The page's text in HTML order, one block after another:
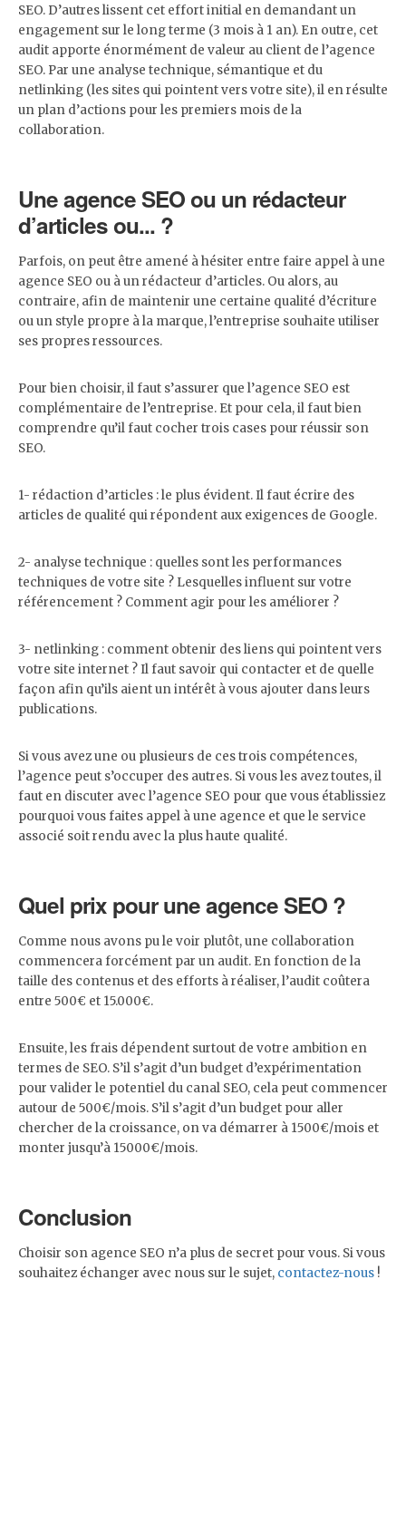
SEO. D’autres lissent cet effort initial en demandant un
engagement sur le long terme (3 mois à 1 an). En outre, cet
audit apporte énormément de valeur au client de l’agence
SEO. Par une analyse technique, sémantique et du
netlinking (les sites qui pointent vers votre site), il en résulte
un plan d’actions pour les premiers mois de la
collaboration.
Une agence SEO ou un rédacteur
d’articles ou... ?
Parfois, on peut être amené à hésiter entre faire appel à une
agence SEO ou à un rédacteur d’articles. Ou alors, au
contraire, afin de maintenir une certaine qualité d’écriture
ou un style propre à la marque, l’entreprise souhaite utiliser
ses propres ressources.
Pour bien choisir, il faut s’assurer que l’agence SEO est
complémentaire de l’entreprise. Et pour cela, il faut bien
comprendre qu’il faut cocher trois cases pour réussir son
SEO.
1- rédaction d’articles : le plus évident. Il faut écrire des
articles de qualité qui répondent aux exigences de Google.
2- analyse technique : quelles sont les performances
techniques de votre site ? Lesquelles influent sur votre
référencement ? Comment agir pour les améliorer ?
3- netlinking : comment obtenir des liens qui pointent vers
votre site internet ? Il faut savoir qui contacter et de quelle
façon afin qu’ils aient un intérêt à vous ajouter dans leurs
publications.
Si vous avez une ou plusieurs de ces trois compétences,
l’agence peut s’occuper des autres. Si vous les avez toutes, il
faut en discuter avec l’agence SEO pour que vous établissiez
pourquoi vous faites appel à une agence et que le service
associé soit rendu avec la plus haute qualité.
Quel prix pour une agence SEO ?
Comme nous avons pu le voir plutôt, une collaboration
commencera forcément par un audit. En fonction de la
taille des contenus et des efforts à réaliser, l’audit coûtera
entre 500€ et 15.000€.
Ensuite, les frais dépendent surtout de votre ambition en
termes de SEO. S’il s’agit d’un budget d’expérimentation
pour valider le potentiel du canal SEO, cela peut commencer
autour de 500€/mois. S’il s’agit d’un budget pour aller
chercher de la croissance, on va démarrer à 1500€/mois et
monter jusqu’à 15000€/mois.
Conclusion
Choisir son agence SEO n’a plus de secret pour vous. Si vous
souhaitez échanger avec nous sur le sujet, contactez-nous !